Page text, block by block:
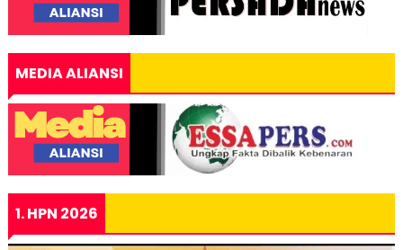
MEDIA ALIANSI
1. HPN 2026